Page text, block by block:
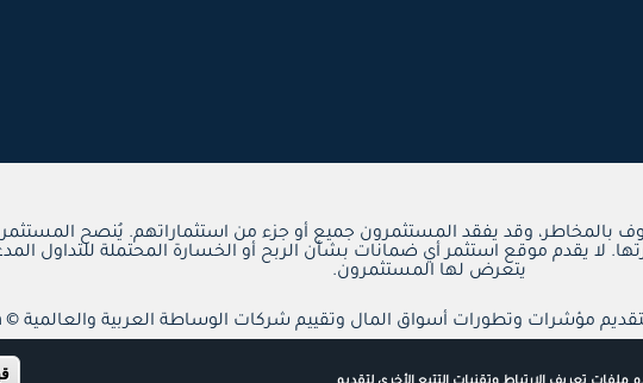
بالمخاطر، وقد يفقد المستثمرون جميع أو جزء من استثماراتهم. يُنصح
لا يقدم موقع استثمر أي ضمانات بشأن الربح أو الخسارة المحتملة للتداول
يتعرض لها المستثمرون.
مؤشرات وتطورات أسواق المال وتقييم شركات الوساطة العربية والعالمية ©